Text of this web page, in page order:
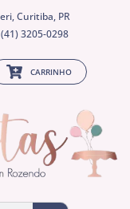
Curitiba, PR
(41) 3205-0298
CARRINHO